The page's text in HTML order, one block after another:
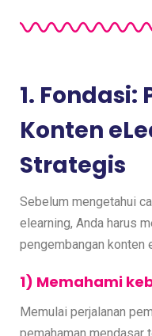
1.
Konten
Strategis
Sebelum mengetahui
elearning, Anda harus
pengembangan konten
1) Memahami
Memulai perjalanan